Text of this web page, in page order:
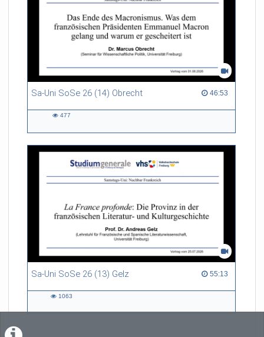
Sa-Uni SoSe 26 (14) Obrecht 46:53
46:53 duration
477
Sa-Uni SoSe 26 (13) Gelz 55:13
55:13 duration
1063